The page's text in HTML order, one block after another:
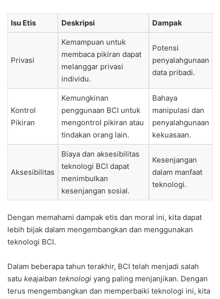
Isu Etis Deskripsi Dampak
Privasi
Kemampuan untuk
membaca pikiran dapat
melanggar privasi
individu.
Potensi
penyalahgunaan
data pribadi.
Kontrol
Pikiran
Kemungkinan
penggunaan BCI untuk
mengontrol pikiran atau
tindakan orang lain.
Bahaya
manipulasi dan
penyalahgunaan
kekuasaan.
Aksesibilitas
Biaya dan aksesibilitas
teknologi BCI dapat
menimbulkan
kesenjangan sosial.
Kesenjangan
dalam manfaat
teknologi.
Dengan memahami dampak etis dan moral ini, kita dapat
lebih bijak dalam mengembangkan dan menggunakan
teknologi BCI.
Dalam beberapa tahun terakhir, BCI telah menjadi salah
satu keajaiban teknologi yang paling menjanjikan. Dengan
terus mengembangkan dan memperbaiki teknologi ini, kita